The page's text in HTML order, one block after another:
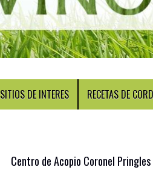
SITIOS DE INTERES RECETAS DE
Centro de Acopio Coronel Pringles